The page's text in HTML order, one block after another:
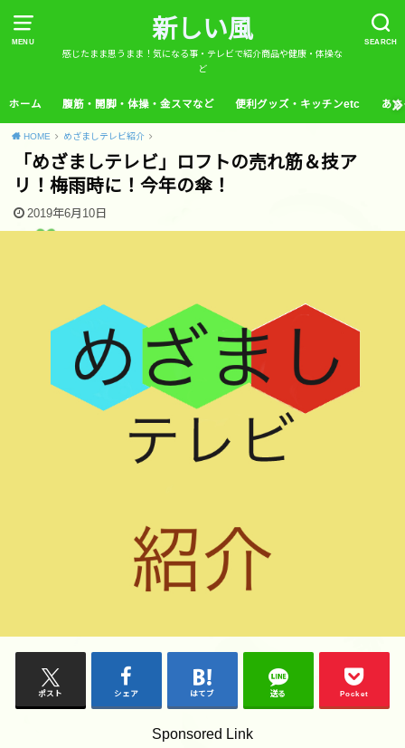
MENU SEARCH
新しい風
感じたまま思うまま！気になる事・テレビで紹介商品や健康・体操な
ど
ホーム 腹筋・開脚・体操・金スマなど 便利グッズ・キッチンetc あ
HOME めざましテレビ紹介
「めざましテレビ」ロフトの売れ筋＆技ア
リ！梅雨時に！今年の傘！
2019年6月10日
ポスト シェア はてブ 送る Pocket
Sponsored Link